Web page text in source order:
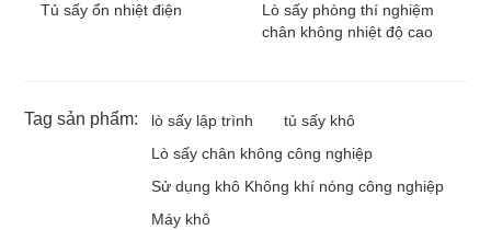
Tủ sấy ổn nhiệt điện
Lò sấy phòng thí nghiệm
chân không nhiệt độ cao
Tag sản phẩm: lò sấy lập trình
tủ sấy khô
Lò sấy chân không công nghiệp
Sử dụng khô Không khí nóng công nghiệp
Máy khô